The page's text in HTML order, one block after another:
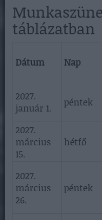
táblázatban
Dátum Nap
2027.
január 1.
péntek
2027.
március
15.
hétfő
2027.
március
26.
péntek